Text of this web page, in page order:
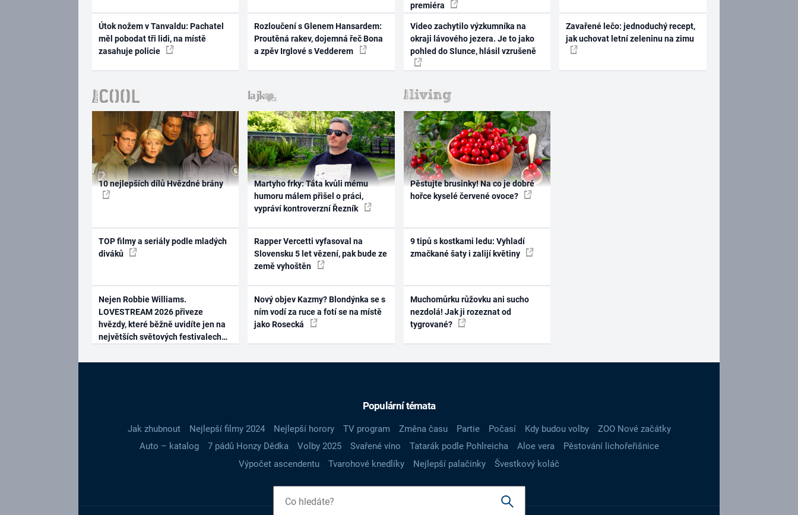
Útok nožem v Tanvaldu: Pachatel
měl pobodat tři lidi, na místě
zasahuje policie
Rozloučení s Glenem Hansardem:
Proutěná rakev, dojemná řeč Bona
a zpěv Irglové s Vedderem
premiéra
Video zachytilo výzkumníka na
okraji lávového jezera. Je to jako
pohled do Slunce, hlásil vzrušeně
Zavařené lečo: jednoduchý recept,
jak uchovat letní zeleninu na zimu
10 nejlepších dílů Hvězdné brány
TOP filmy a seriály podle mladých
diváků
Nejen Robbie Williams.
LOVESTREAM 2026 přiveze
hvězdy, které běžně uvidíte jen na
největších světových festivalech
Martyho frky: Táta kvůli mému
humoru málem přišel o práci,
vypráví kontroverzní Řezník
Rapper Vercetti vyfasoval na
Slovensku 5 let vězení, pak bude ze
země vyhoštěn
Nový objev Kazmy? Blondýnka se s
ním vodí za ruce a fotí se na místě
jako Rosecká
Pěstujte brusinky! Na co je dobré
hořce kyselé červené ovoce?
9 tipů s kostkami ledu: Vyhladí
zmačkané šaty i zalijí květiny
Muchomůrku růžovku ani sucho
nezdolá! Jak ji rozeznat od
tygrované?
Populární témata
Jak zhubnout Nejlepší filmy 2024 Nejlepší horory TV program Změna času Partie Počasí Kdy budou volby
ZOO Nové začátky
Auto – katalog
7 pádů Honzy Dědka Volby 2025 Svařené víno Tatarák podle Pohlreicha Aloe vera
Pěstování lichořeřišnice
Výpočet ascendentu
Tvarohové knedlíky Nejlepší palačinky Švestkový koláč